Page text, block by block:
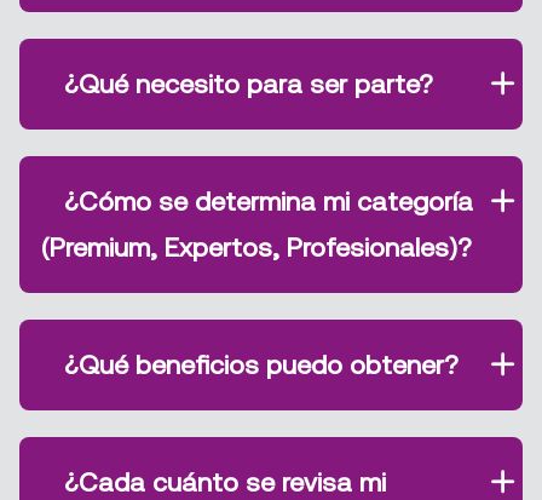
¿Qué necesito para ser parte?
¿Cómo se determina mi categoría
(Premium, Expertos, Profesionales)?
¿Qué beneficios puedo obtener?
¿Cada cuánto se revisa mi